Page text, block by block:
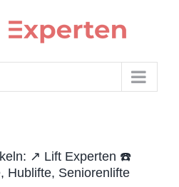
↗️ Lift Experten ☎️
Hublifte, Seniorenlifte